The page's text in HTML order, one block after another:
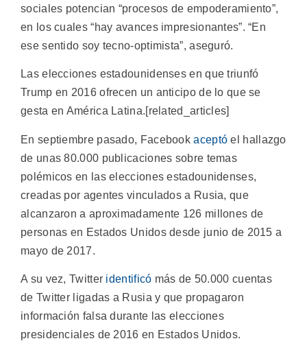
sociales potencian “procesos de empoderamiento”,
en los cuales “hay avances impresionantes”. “En
ese sentido soy tecno-optimista”, aseguró.
Las elecciones estadounidenses en que triunfó
Trump en 2016 ofrecen un anticipo de lo que se
gesta en América Latina.[related_articles]
En septiembre pasado, Facebookaceptó el hallazgo
de unas 80.000 publicaciones sobre temas
polémicos en las elecciones estadounidenses,
creadas por agentes vinculados a Rusia, que
alcanzaron a aproximadamente 126 millones de
personas en Estados Unidos desde junio de 2015 a
mayo de 2017.
A su vez, Twitter identificó más de 50.000 cuentas
de Twitter ligadas a Rusia y que propagaron
información falsa durante las elecciones
presidenciales de 2016 en Estados Unidos.